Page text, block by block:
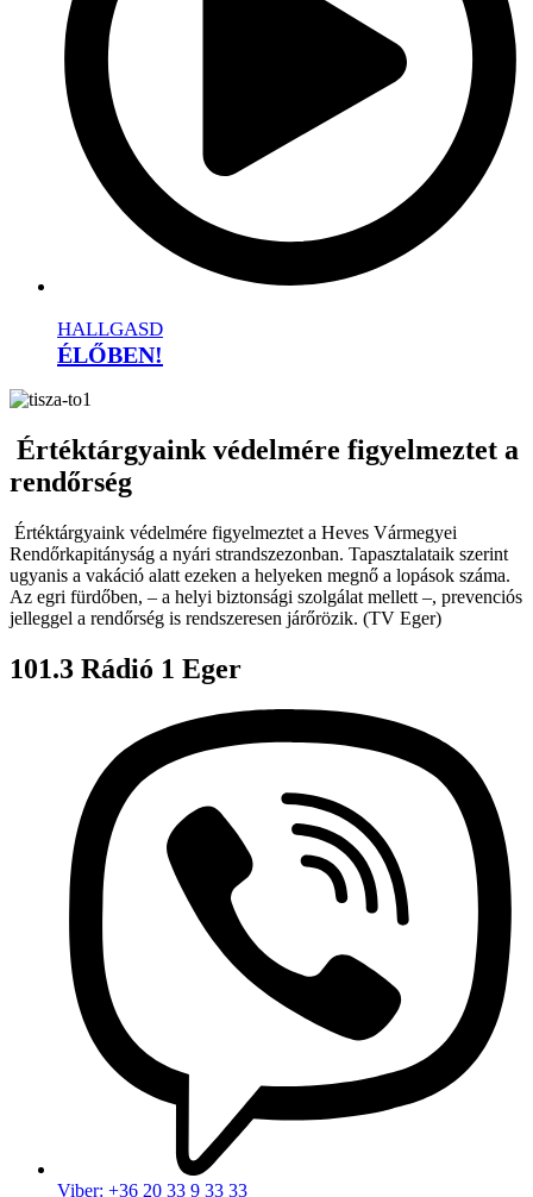
HALLGASD
ÉLŐBEN!
Értéktárgyaink védelmére figyelmeztet a
rendőrség
Értéktárgyaink védelmére figyelmeztet a Heves Vármegyei
Rendőrkapitányság a nyári strandszezonban. Tapasztalataik szerint
ugyanis a vakáció alatt ezeken a helyeken megnő a lopások száma.
Az egri fürdőben, – a helyi biztonsági szolgálat mellett –, prevenciós
jelleggel a rendőrség is rendszeresen járőrözik. (TV Eger)
101.3 Rádió 1 Eger
Viber: +36 20 33 9 33 33